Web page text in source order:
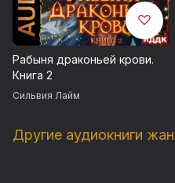
Рабыня драконьей крови.
Книга 2
Сильвия Лайм
Другие аудиокниги